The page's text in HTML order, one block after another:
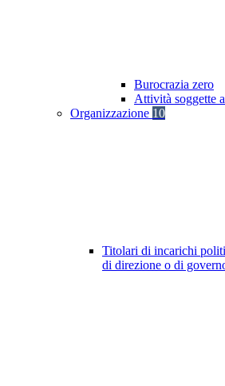
Burocrazia zero
Attività soggette
Organizzazione 10
Titolari di incarichi
di direzione o di